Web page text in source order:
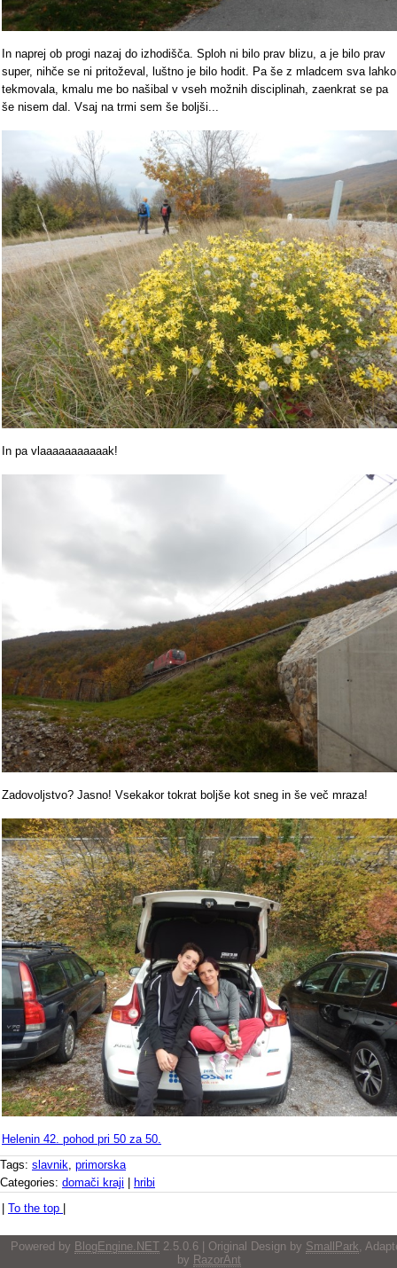
In naprej ob progi nazaj do izhodišča. Sploh ni bilo prav blizu, a je bilo prav
super, nihče se ni pritoževal, luštno je bilo hodit. Pa še z mladcem sva lahko
tekmovala, kmalu me bo našibal v vseh možnih disciplinah, zaenkrat se pa
še nisem dal. Vsaj na trmi sem še boljši...
In pa vlaaaaaaaaaaak!
Zadovoljstvo? Jasno! Vsekakor tokrat boljše kot sneg in še več mraza!
Helenin 42. pohod pri 50 za 50.
Tags: slavnik primorska
Categories: domači kraji | hribi
| To the top |
Powered by BlogEngine.NET 2.5.0.6 | Original Design by SmallPark ,
by RazorAnt